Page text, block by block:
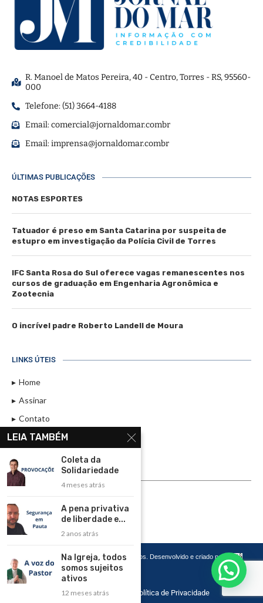
R. Manoel de Matos Pereira, 40 - Centro, Torres - RS, 95560-
000
Telefone: (51) 3664-4188
Email:comercial@jornaldomar.combr
Email:imprensa@jornaldomar.combr
ÚLTIMAS PUBLICAÇÕES
NOTAS ESPORTES
Tatuador é preso em Santa Catarina por suspeita de
estupro em investigação da Polícia Civil de Torres
IFC Santa Rosa do Sul oferece vagas remanescentes nos
cursos de graduação em Engenharia Agronômica e
Zootecnia
O incrível padre Roberto Landell de Moura
LINKS ÚTEIS
Home
Assinar
Contato
Política de Privacidade
Rádio Maristela - Ao Vivo
ASSINE
Copyright 2026 – Todos os Direitos Reservados. Desenvolvido e criado por
Cadô
Agência de Marketing
Home Contato Política de Privacidade
LEIA TAMBÉM
Coleta da
Solidariedade
4 meses atrás
A pena privativa
de liberdade e...
2 anos atrás
Na Igreja, todos
somos sujeitos
ativos
12 meses atrás